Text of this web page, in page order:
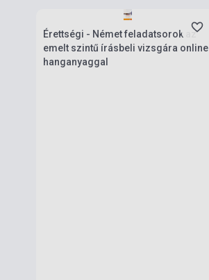
Érettségi - Német feladatsorok az
emelt szintű írásbeli vizsgára online
hanganyaggal